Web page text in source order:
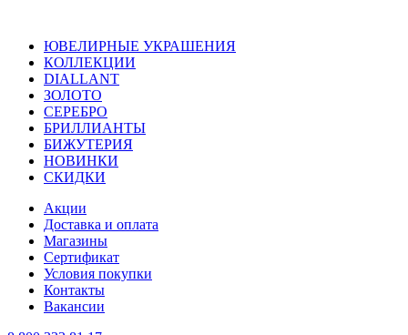
ЮВЕЛИРНЫЕ УКРАШЕНИЯ
КОЛЛЕКЦИИ
DIALLANT
ЗОЛОТО
СЕРЕБРО
БРИЛЛИАНТЫ
БИЖУТЕРИЯ
НОВИНКИ
СКИДКИ
Акции
Доставка и оплата
Магазины
Сертификат
Условия покупки
Контакты
Вакансии